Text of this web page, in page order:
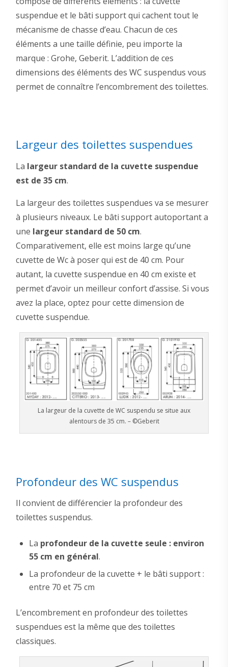
suspendue et le bâti support qui cachent tout le
mécanisme de chasse d’eau. Chacun de ces
éléments a une taille définie, peu importe la
marque : Grohe, Geberit. L’addition de ces
dimensions des éléments des WC suspendus vous
permet de connaître l’encombrement des toilettes.
Largeur des toilettes suspendues
La largeur standard de la cuvette suspendue
est de 35 cm.
La largeur des toilettes suspendues va se mesurer
à plusieurs niveaux. Le bâti support autoportant a
une largeur standard de 50 cm.
Comparativement, elle est moins large qu’une
cuvette de Wc à poser qui est de 40 cm. Pour
autant, la cuvette suspendue en 40 cm existe et
permet d’avoir un meilleur confort d’assise. Si vous
avez la place, optez pour cette dimension de
cuvette suspendue.
La largeur de la cuvette de WC suspendu se situe aux
alentours de 35 cm. – ©Geberit
Profondeur des WC suspendus
Il convient de différencier la profondeur des
toilettes suspendus.
La profondeur de la cuvette seule : environ
55 cm en général.
La profondeur de la cuvette + le bâti support :
entre 70 et 75 cm
L’encombrement en profondeur des toilettes
suspendues est la même que des toilettes
classiques.